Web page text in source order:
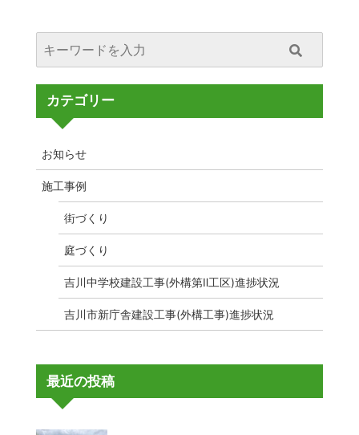
カテゴリー
お知らせ
施工事例
街づくり
庭づくり
吉川中学校建設工事(外構第Ⅱ工区)進捗状況
吉川市新庁舎建設工事(外構工事)進捗状況
最近の投稿